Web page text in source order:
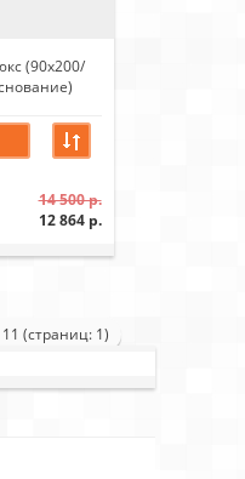
(90х200/
14 500 р.
12 864 р.
(страниц: 1)